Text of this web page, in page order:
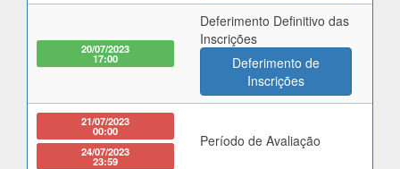
20/07/2023
17:00
Deferimento Definitivo das
Inscrições
Deferimento de
Inscrições
21/07/2023
00:00
24/07/2023
23:59
Período de Avaliação